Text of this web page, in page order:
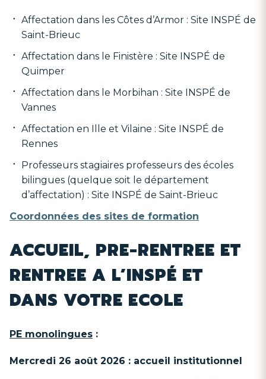
Affectation dans les Côtes d’Armor : Site INSPÉ de
Saint-Brieuc
Affectation dans le Finistère : Site INSPÉ de
Quimper
Affectation dans le Morbihan : Site INSPÉ de
Vannes
Affectation en Ille et Vilaine : Site INSPÉ de
Rennes
Professeurs stagiaires professeurs des écoles
bilingues (quelque soit le département
d’affectation) : Site INSPÉ de Saint-Brieuc
Coordonnées des sites de formation
ACCUEIL, PRE-RENTREE ET
RENTREE A L’INSPÉ ET
DANS VOTRE ECOLE
PE monolingues :
Mercredi 26 août 2026 : accueil institutionnel